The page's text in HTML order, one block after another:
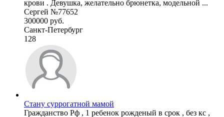
крови . Девушка, желательно брюнетка, модельной ...
Сергей №77652
300000 руб.
Санкт-Петербург
128
Стану суррогатной мамой
Гражданство Рф , 1 ребенок рожденый в срок , без кс ,